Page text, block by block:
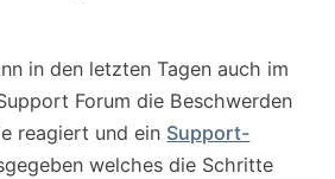
in den letzten Tagen auch im
Forum die Beschwerden
reagiert und ein Support-
welches die Schritte